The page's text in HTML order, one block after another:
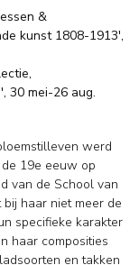
&
kunst 1808-1913',
30 mei-26 aug.
werd
19e eeuw op
van de School van
haar niet meer de
specifieke karakter
haar composities
en takken